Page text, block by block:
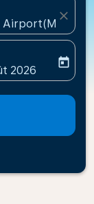
close
return-date-
2026
today